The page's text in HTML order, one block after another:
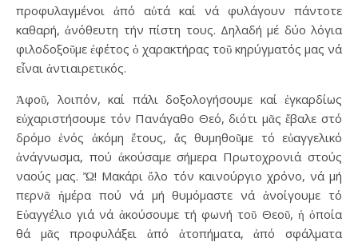
προφυλαγμένοι ἀπό αὐτά καί νά φυλάγουν πάντοτε
καθαρή, ἀνόθευτη τήν πίστη τους. Δηλαδή μέ δύο λόγια
φιλοδοξοῦμε ἐφέτος ὁ χαρακτήρας τοῦ κηρύγματός μας νά
εἶναι ἀντιαιρετικός.
Ἀφοῦ, λοιπόν, καί πάλι δοξολογήσουμε καί ἐγκαρδίως
εὐχαριστήσουμε τόν Πανάγαθο Θεό, διότι μᾶς ἔβαλε στό
δρόμο ἑνός ἀκόμη ἔτους, ἄς θυμηθοῦμε τό εὐαγγελικό
ἀνάγνωσμα, πού ἀκούσαμε σήμερα Πρωτοχρονιά στούς
ναούς μας. Ὤ! Μακάρι ὅλο τόν καινούργιο χρόνο, νά μή
περνᾶ ἡμέρα πού νά μή θυμόμαστε νά ἀνοίγουμε τό
Εὐαγγέλιο γιά νά ἀκούσουμε τή φωνή τοῦ Θεοῦ, ἡ ὁποία
θά μᾶς προφυλάξει ἀπό ἀτοπήματα, ἀπό σφάλματα